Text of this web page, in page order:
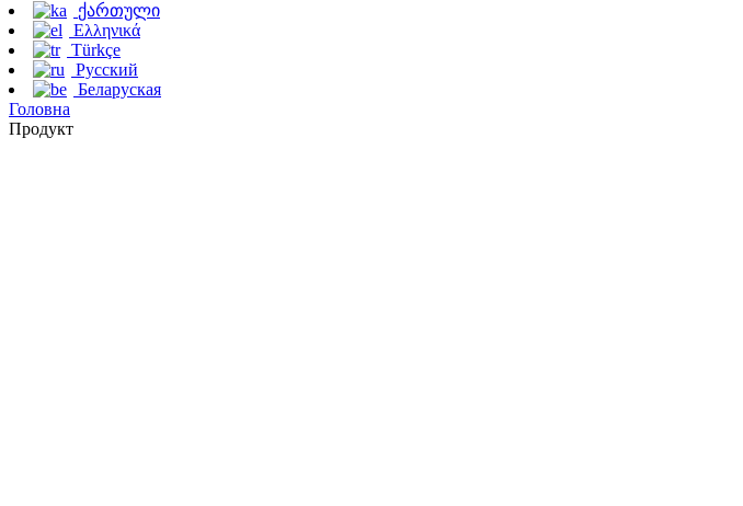
ქართული
Ελληνικά
Türkçe
Русский
Беларуская
Головна
Продукт